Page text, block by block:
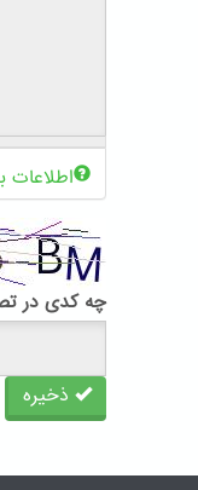
اطلاعات
چه کدی در
ذخیره